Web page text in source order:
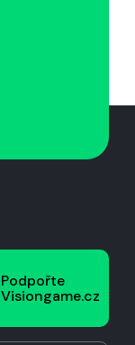
Podpořte
Visiongame.cz